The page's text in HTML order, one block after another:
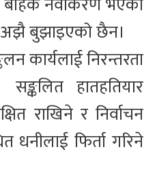
अझै बुझाइएको छैन।
कार्यलाई निरन्तरता
हातहतियार
राखिने र निर्वाचन
धनीलाई फिर्ता गरिने